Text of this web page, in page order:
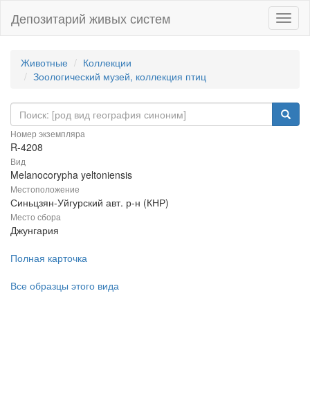
Депозитарий живых систем
Животные
Коллекции
Зоологический музей, коллекция птиц
Номер экземпляра
R-4208
Вид
Melanocorypha yeltoniensis
Местоположение
Синьцзян-Уйгурский авт. р-н (КНР)
Место сбора
Джунгария
Полная карточка
Все образцы этого вида